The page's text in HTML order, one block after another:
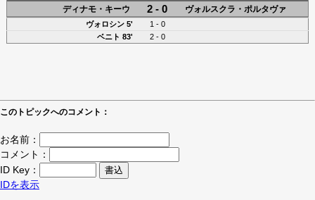
ディナモ・キーウ
2 - 0 ヴォルスクラ・ポルタヴァ
ヴォロシン5'
1 - 0
ベニト 83'
2 - 0
このトピックへのコメント：
お名前：
コメント：
ID Key：
IDを表示